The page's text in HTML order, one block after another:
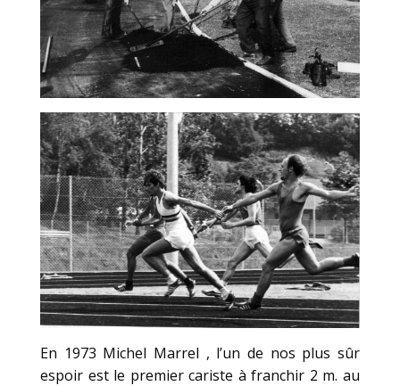
En 1973 Michel Marrel , l’un de nos plus sûr
espoir est le premier cariste à franchir 2 m. au